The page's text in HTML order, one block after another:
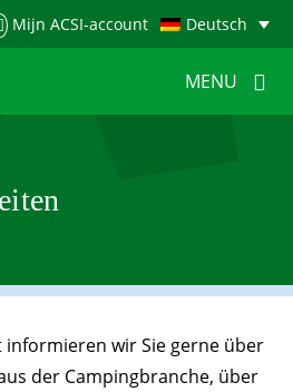
Mijn ACSI-account Deutsch
MENU
NEUIGKEITEN
KONTAKT
informieren wir Sie gerne über
der Campingbranche, über